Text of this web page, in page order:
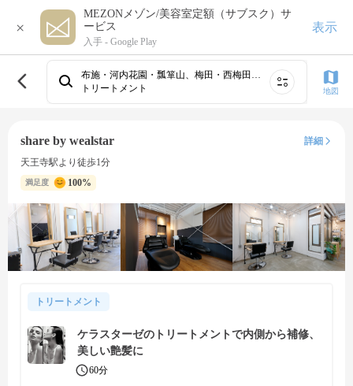
×
MEZONメゾン/美容室定額（サブスク）サ
ービス
入手 - Google Play
表示
トリートメント
地図
share by wealstar
詳細
天王寺駅より徒歩1分
満足度 100%
トリートメント
ケラスターゼのトリートメントで内側から補修、
美しい艶髪に
60分